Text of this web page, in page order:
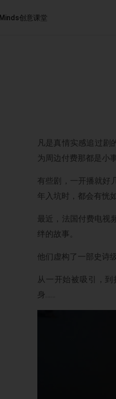
Minds创意课堂
凡是真情实感追过剧
为周边付费那都是小
有些剧，一开播就好
年入坑时，都会有恍
最近，法国付费电视
绊的故事。
他们虚构了一部史诗
从一开始被吸引，
身……